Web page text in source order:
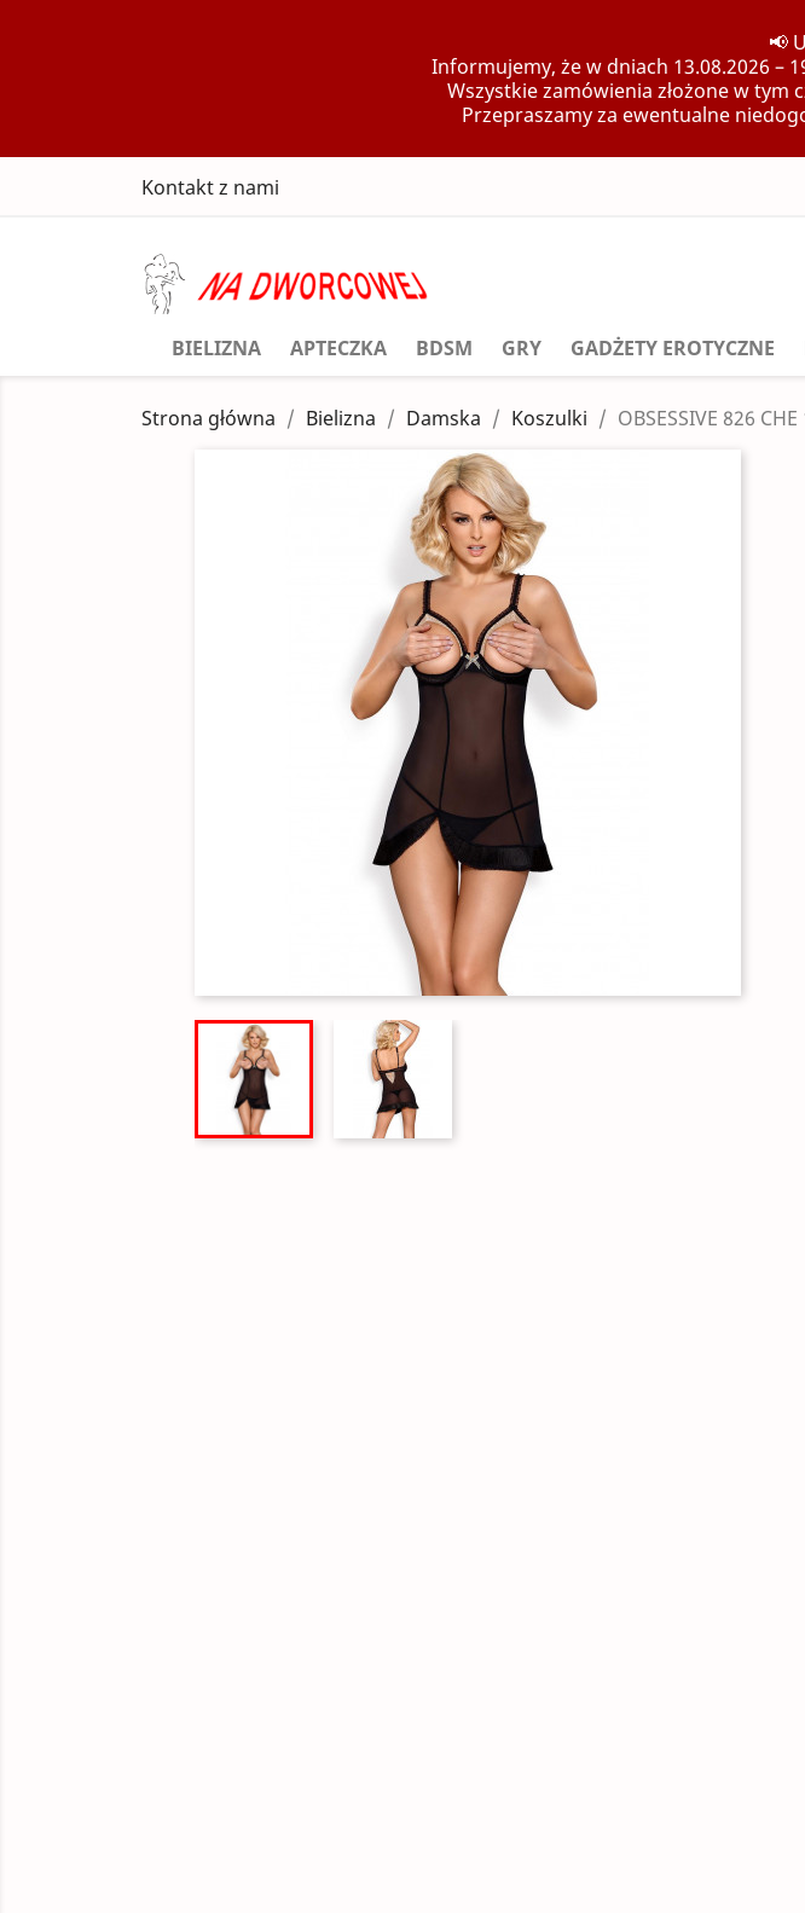
📢
Informujemy, że w dniach 13.08.2026 –
Wszystkie zamówienia złożone w tym
Przepraszamy za ewentualne
Kontakt z nami
BIELIZNA APTECZKA BDSM GRY GADŻETY EROTYCZNE
Strona główna Bielizna Damska Koszulki OBSESSIVE 826